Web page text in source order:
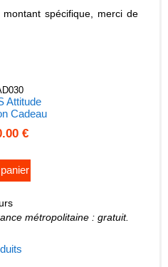
spécifique, merci de
Attitude
Cadeau
€
métropolitaine : gratuit.